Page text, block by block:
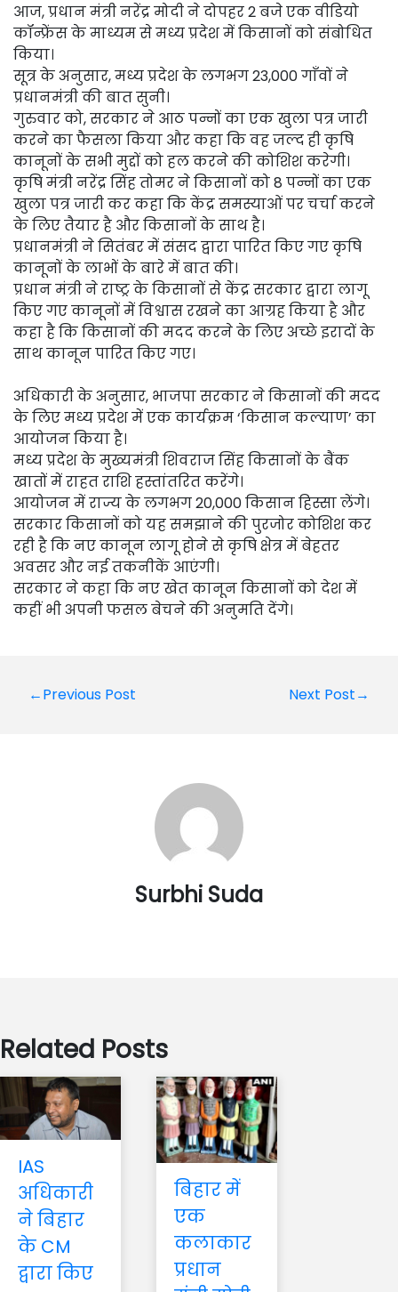
आज, प्रधान मंत्री नरेंद्र मोदी ने दोपहर 2 बजे एक वीडियो
कॉन्फ्रेंस के माध्यम से मध्य प्रदेश में किसानों को संबोधित
किया।
सूत्र के अनुसार, मध्य प्रदेश के लगभग 23,000 गाँवों ने
प्रधानमंत्री की बात सुनी।
गुरुवार को, सरकार ने आठ पन्नों का एक खुला पत्र जारी
करने का फैसला किया और कहा कि वह जल्द ही कृषि
कानूनों के सभी मुद्दों को हल करने की कोशिश करेगी।
कृषि मंत्री नरेंद्र सिंह तोमर ने किसानों को 8 पन्नों का एक
खुला पत्र जारी कर कहा कि केंद्र समस्याओं पर चर्चा करने
के लिए तैयार है और किसानों के साथ है।
प्रधानमंत्री ने सितंबर में संसद द्वारा पारित किए गए कृषि
कानूनों के लाभों के बारे में बात की।
प्रधान मंत्री ने राष्ट्र के किसानों से केंद्र सरकार द्वारा लागू
किए गए कानूनों में विश्वास रखने का आग्रह किया है और
कहा है कि किसानों की मदद करने के लिए अच्छे इरादों के
साथ कानून पारित किए गए।
अधिकारी के अनुसार, भाजपा सरकार ने किसानों की मदद
के लिए मध्य प्रदेश में एक कार्यक्रम ‘किसान कल्याण’ का
आयोजन किया है।
मध्य प्रदेश के मुख्यमंत्री शिवराज सिंह किसानों के बैंक
खातों में राहत राशि हस्तांतरित करेंगे।
आयोजन में राज्य के लगभग 20,000 किसान हिस्सा लेंगे।
सरकार किसानों को यह समझाने की पुरजोर कोशिश कर
रही है कि नए कानून लागू होने से कृषि क्षेत्र में बेहतर
अवसर और नई तकनीकें आएंगी।
सरकार ने कहा कि नए खेत कानून किसानों को देश में
कहीं भी अपनी फसल बेचने की अनुमति देंगे।
Post
←Previous Post Next Post→
Surbhi Suda
Related Posts
IAS
अधिकारी
ने बिहार
के CM
द्वारा किए
बिहार में
एक
कलाकार
प्रधान